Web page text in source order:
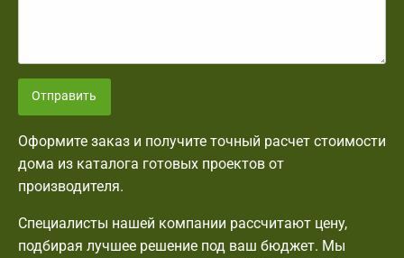
Отправить
Оформите заказ и получите точный расчет стоимости
дома из каталога готовых проектов от
производителя.
Специалисты нашей компании рассчитают цену,
подбирая лучшее решение под ваш бюджет. Мы